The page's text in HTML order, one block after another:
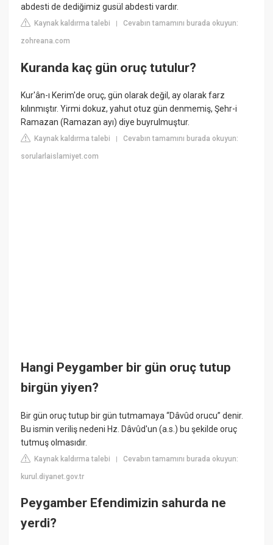
abdesti de dediğimiz gusül abdesti vardır.
Kaynak kaldırma talebi |Cevabın tamamını burada okuyun:
zohreana.com
Kuranda kaç gün oruç tutulur?
Kur'ân-ı Kerim'de oruç, gün olarak değil, ay olarak farz
kılınmıştır. Yirmi dokuz, yahut otuz gün denmemiş, Şehr-i
Ramazan (Ramazan ayı) diye buyrulmuştur.
Kaynak kaldırma talebi |Cevabın tamamını burada okuyun:
sorularlaislamiyet.com
Hangi Peygamber bir gün oruç tutup
birgün yiyen?
Bir gün oruç tutup bir gün tutmamaya “Dâvûd orucu” denir.
Bu ismin veriliş nedeni Hz. Dâvûd'un (a.s.) bu şekilde oruç
tutmuş olmasıdır.
Kaynak kaldırma talebi |Cevabın tamamını burada okuyun:
kurul.diyanet.gov.tr
Peygamber Efendimizin sahurda ne
yerdi?